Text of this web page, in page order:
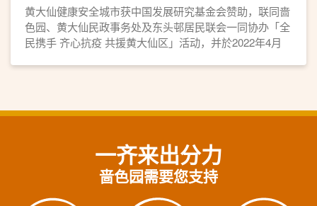
黄大仙健康安全城市获中国发展研究基金会赞助，联同啬
色园、黄大仙民政事务处及东头邨居民联会一同协办「全
民携手 齐心抗疫 共援黄大仙区」活动，并於2022年4月
一齐来出分力
啬色园需要您支持